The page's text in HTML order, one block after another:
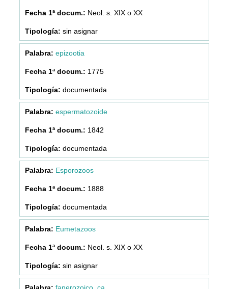
Neol. s. XIX o XX
sin asignar
epizootia
1775
documentada
espermatozoide
1842
documentada
Esporozoos
1888
documentada
Eumetazoos
Neol. s. XIX o XX
sin asignar